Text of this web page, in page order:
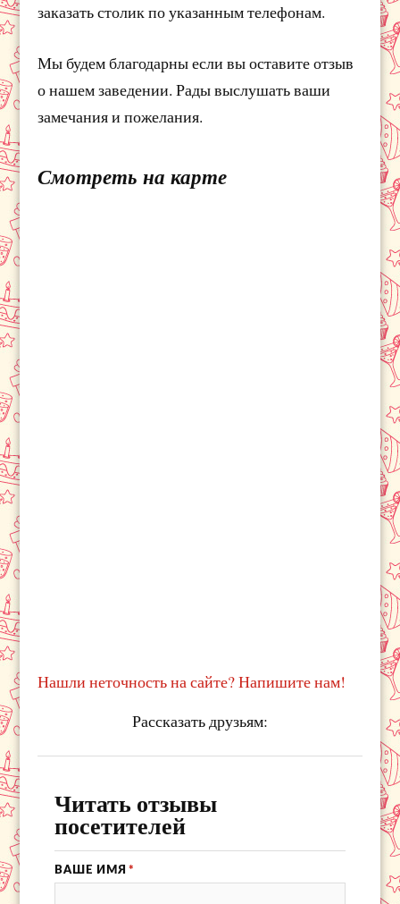
заказать столик по указанным телефонам.
Мы будем благодарны если вы оставите отзыв
о нашем заведении. Рады выслушать ваши
замечания и пожелания.
Смотреть на карте
Нашли неточность на сайте? Напишите нам!
Рассказать друзьям:
Читать отзывы
посетителей
ВАШЕ ИМЯ *